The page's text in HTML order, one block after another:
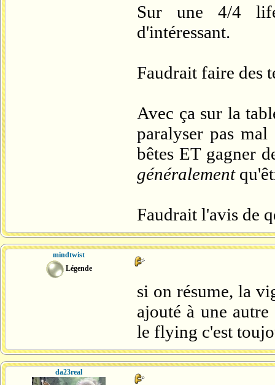
Sur une 4/4
d'intéressant.
Faudrait faire des
Avec ça sur la
paralyser pas mal
bêtes ET gagner
généralement
Faudrait l'avis de
mindtwist
Légende
si on résume, la
ajouté à une
le flying c'est
da23real